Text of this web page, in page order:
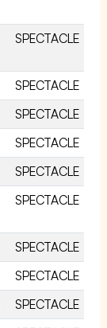
SPECTACLE
SPECTACLE
SPECTACLE
SPECTACLE
SPECTACLE
SPECTACLE
SPECTACLE
SPECTACLE
SPECTACLE